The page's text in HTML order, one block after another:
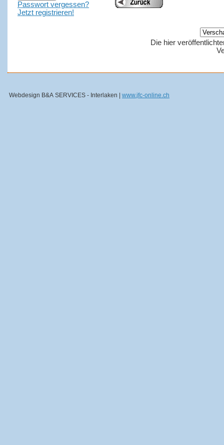
Passwort vergessen?
Jetzt registrieren!
Die hier
Webdesign B&A SERVICES - Interlaken | www.jfc-online.ch